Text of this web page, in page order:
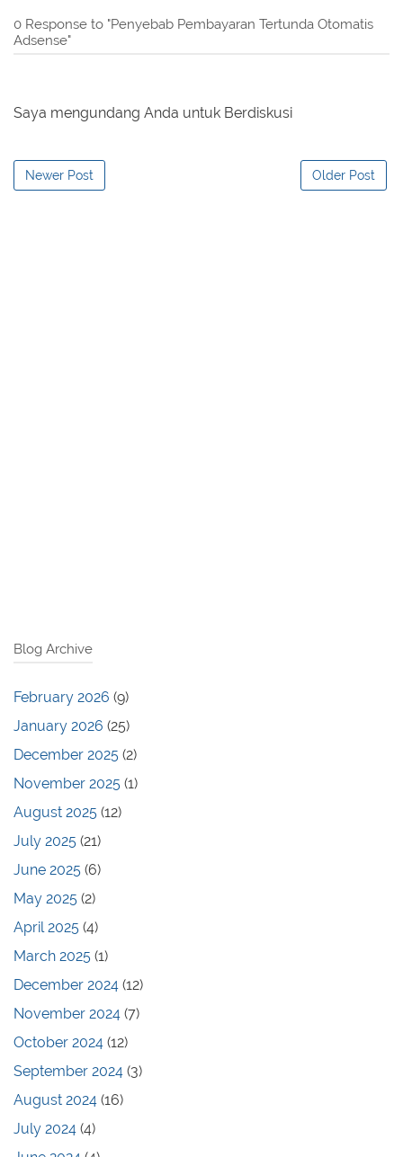
0 Response to "Penyebab Pembayaran Tertunda Otomatis
Adsense"
Saya mengundang Anda untuk Berdiskusi
Newer Post Older Post
Blog Archive
February 2026 (9)
January 2026 (25)
December 2025 (2)
November 2025 (1)
August 2025 (12)
July 2025 (21)
June 2025 (6)
May 2025 (2)
April 2025 (4)
March 2025 (1)
December 2024 (12)
November 2024 (7)
October 2024 (12)
September 2024 (3)
August 2024 (16)
July 2024 (4)